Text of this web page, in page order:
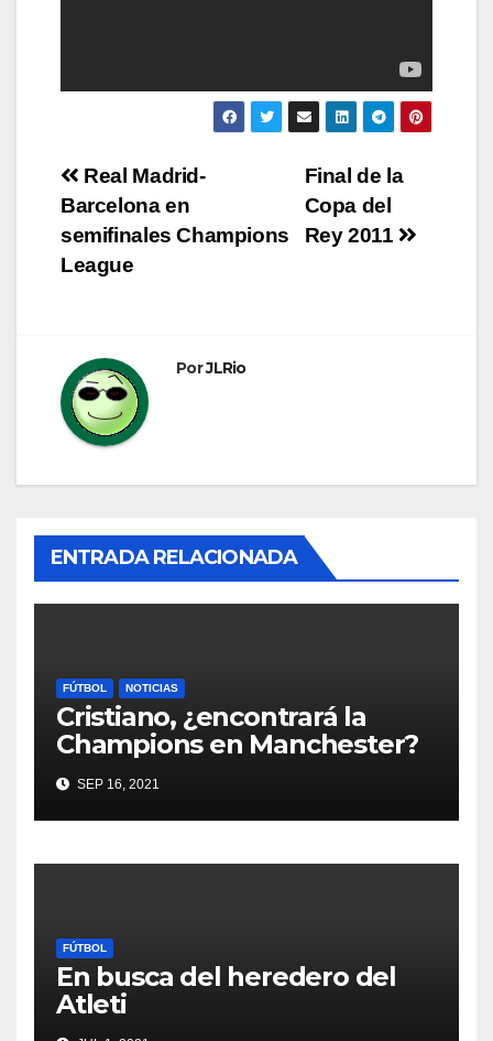
Navegación
de
entradas
Final de la
Copa del
Rey 2011
Real Madrid-
Barcelona en
semifinales Champions
League
PorJLRio
ENTRADA RELACIONADA
FÚTBOL NOTICIAS
Cristiano, ¿encontrará la
Champions en Manchester?
SEP 16, 2021
FÚTBOL
En busca del heredero del
Atleti